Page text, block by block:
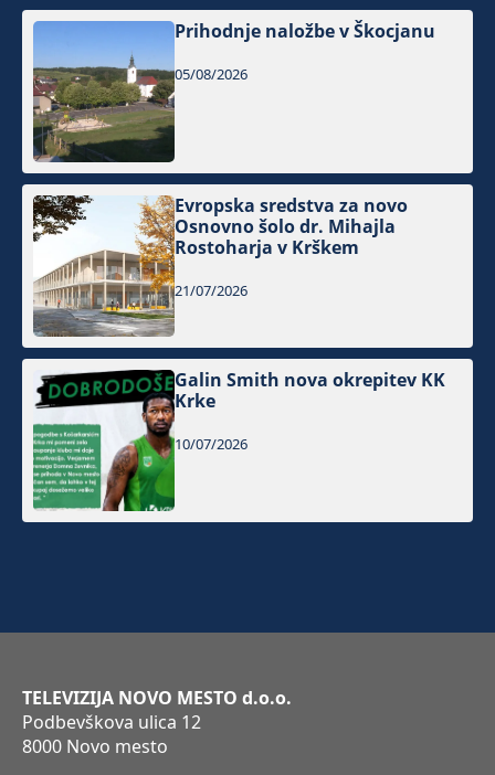
Prihodnje naložbe v Škocjanu
05/08/2026
Evropska sredstva za novo
Osnovno šolo dr. Mihajla
Rostoharja v Krškem
21/07/2026
Galin Smith nova okrepitev KK
Krke
10/07/2026
TELEVIZIJA NOVO MESTO d.o.o.
Podbevškova ulica 12
8000 Novo mesto